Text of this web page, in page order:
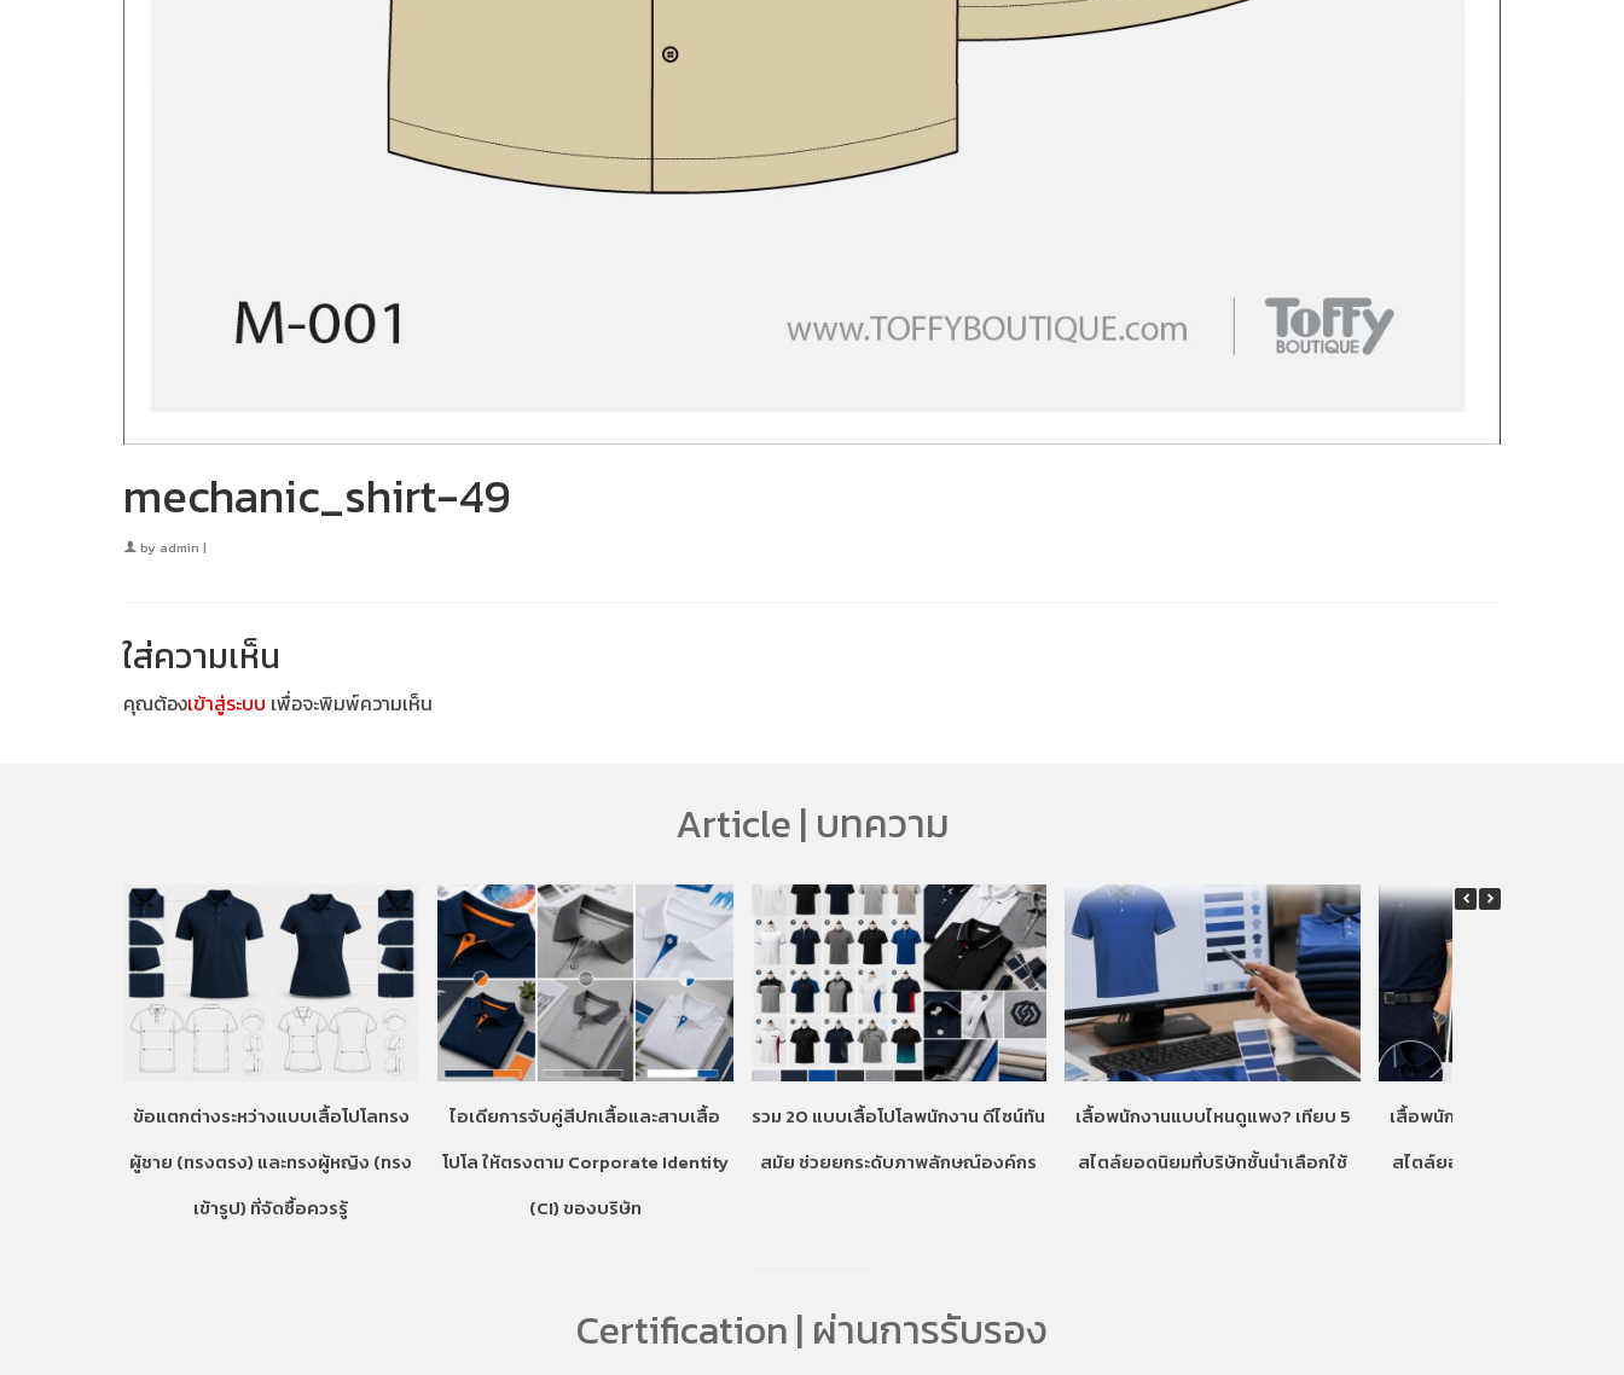
mechanic_shirt-49
by admin |
ใส่ความเห็น
คุณต้องเข้าสู่ระบบ เพื่อจะพิมพ์ความเห็น
Article | บทความ
ข้อแตกต่างระหว่างแบบเสื้อโปโลทรง
ผู้ชาย (ทรงตรง) และทรงผู้หญิง (ทรง
เข้ารูป) ที่จัดซื้อควรรู้
ไอเดียการจับคู่สีปกเสื้อและสาบเสื้อ
โปโล ให้ตรงตาม Corporate Identity
(CI) ของบริษัท
รวม 20 แบบเสื้อโปโลพนักงาน ดีไซน์ทัน
สมัย ช่วยยกระดับภาพลักษณ์องค์กร
เสื้อพนักงานแบบไหนดูแพง? เทียบ 5
สไตล์ยอดนิยมที่บริษัทชั้นนำเลือกใช้
เสื้อพนักงานแบบไหนดูแพง? เ
สไตล์ยอดนิยมที่บริษัทชั้นนำเ
Certification | ผ่านการรับรอง